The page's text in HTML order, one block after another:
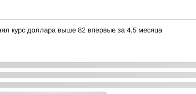
курс доллара выше 82 впервые за 4,5 месяца